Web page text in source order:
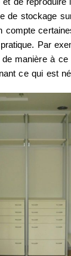
de stockage
compte
Par
manière à ce
ce qui est